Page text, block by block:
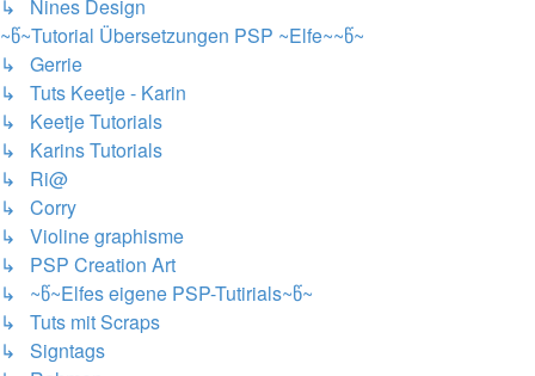
↳ Nines Design
~წ~Tutorial Übersetzungen PSP ~Elfe~~წ~
↳ Gerrie
↳ Tuts Keetje - Karin
↳ Keetje Tutorials
↳ Karins Tutorials
↳ Ri@
↳ Corry
↳ Violine graphisme
↳ PSP Creation Art
↳ ~წ~Elfes eigene PSP-Tutirials~წ~
↳ Tuts mit Scraps
↳ Signtags